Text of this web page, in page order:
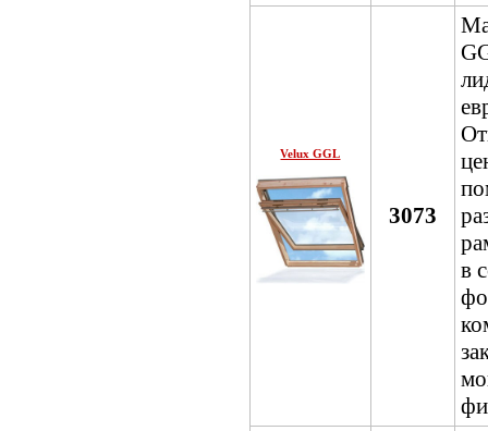
Velux GGL
3073
в